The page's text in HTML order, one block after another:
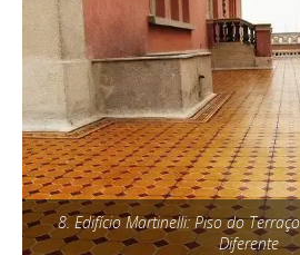
8. Edifício Martinelli: Piso do
Diferente